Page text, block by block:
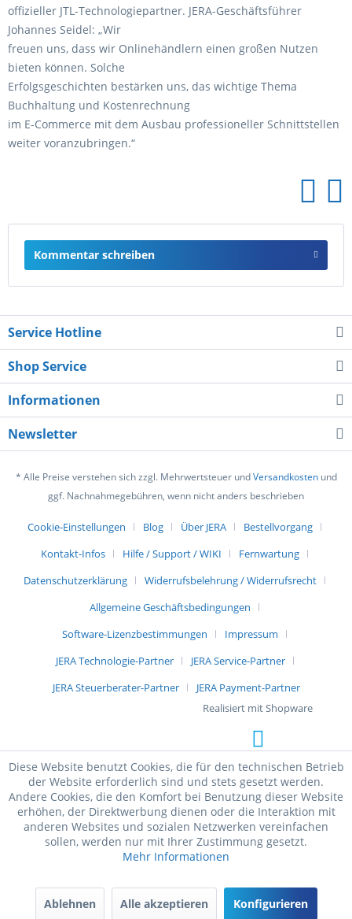
offizieller JTL-Technologiepartner. JERA-Geschäftsführer
Johannes Seidel: „Wir
freuen uns, dass wir Onlinehändlern einen großen Nutzen
bieten können. Solche
Erfolgsgeschichten bestärken uns, das wichtige Thema
Buchhaltung und Kostenrechnung
im E-Commerce mit dem Ausbau professioneller Schnittstellen
weiter voranzubringen.“
Kommentar schreiben
Service Hotline
Shop Service
Informationen
Newsletter
* Alle Preise verstehen sich zzgl. Mehrwertsteuer undVersandkostenund
ggf. Nachnahmegebühren, wenn nicht anders beschrieben
Cookie-Einstellungen Blog Über JERA
Bestellvorgang
Kontakt-Infos
Hilfe / Support / WIKI
Fernwartung
Datenschutzerklärung
Widerrufsbelehrung / Widerrufsrecht
Allgemeine Geschäftsbedingungen
Software-Lizenzbestimmungen
Impressum
JERA Technologie-Partner
JERA Service-Partner
JERA Steuerberater-Partner
JERA Payment-Partner
Realisiert mit Shopware
Diese Website benutzt Cookies, die für den technischen Betrieb
der Website erforderlich sind und stets gesetzt werden.
Andere Cookies, die den Komfort bei Benutzung dieser Website
erhöhen, der Direktwerbung dienen oder die Interaktion mit
anderen Websites und sozialen Netzwerken vereinfachen
sollen, werden nur mit Ihrer Zustimmung gesetzt.
Mehr Informationen
Ablehnen Alle akzeptieren Konfigurieren